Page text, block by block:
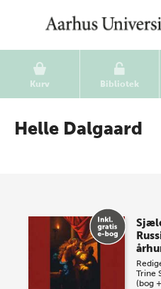
Kurv Bibliotek
Helle Dalgaard
Trine
(bog